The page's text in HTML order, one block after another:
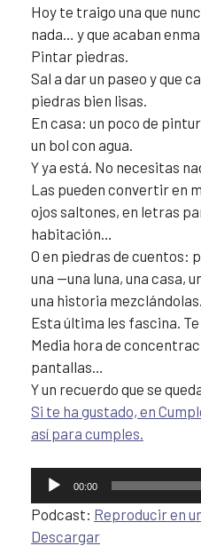
Hoy te traigo una que
nada… y que acaban
Pintar piedras.
Sal a dar un paseo y que
piedras bien lisas.
En casa: un poco de
un bol con agua.
Y ya está. No necesitas
Las pueden convertir en
ojos saltones, en letras
habitación…
O en piedras de cuentos:
una —una luna, una casa,
una historia mezclándolas.
Esta última les fascina.
Media hora de
pantallas…
Y un recuerdo que se
Si te ha gustado, en
así para cumples.
Reproductor
de
audio
00:00
Podcast: Reproducir en
Descargar